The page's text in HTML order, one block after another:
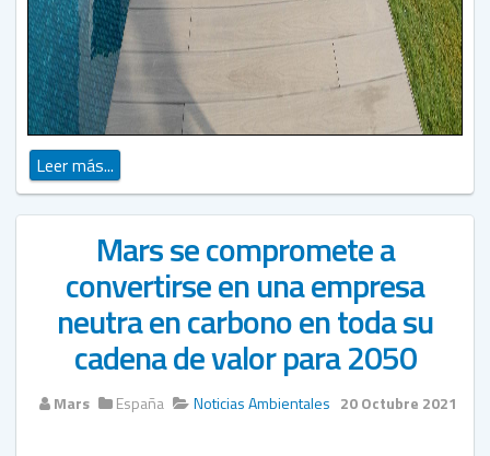
Leer más...
Mars se compromete a
convertirse en una empresa
neutra en carbono en toda su
cadena de valor para 2050
Mars España Noticias Ambientales 20 Octubre 2021